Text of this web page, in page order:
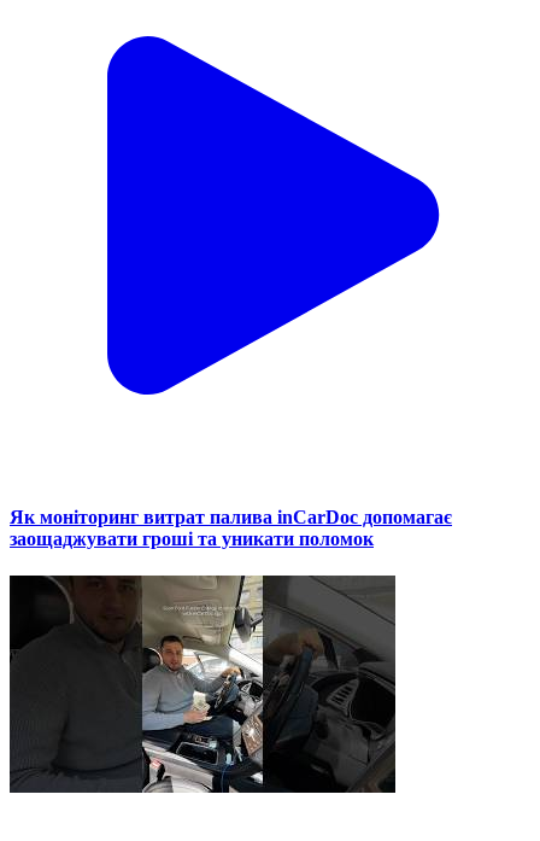
Як моніторинг витрат палива inCarDoc допомагає
заощаджувати гроші та уникати поломок